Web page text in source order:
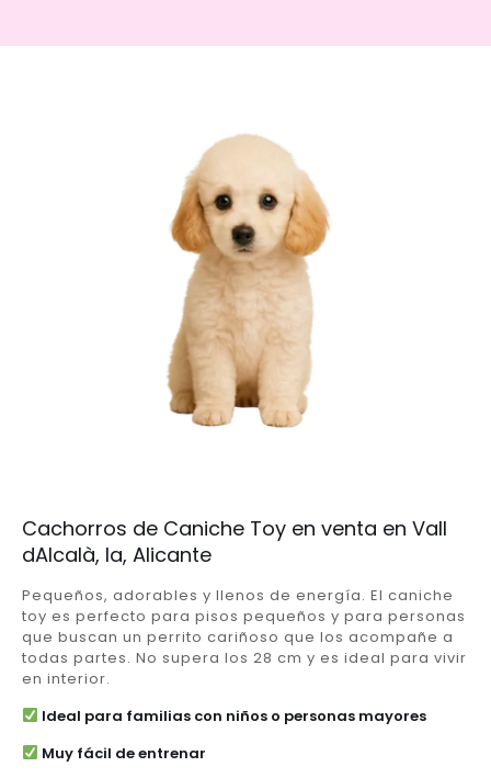
Cachorros de Caniche Toy en venta en Vall
dAlcalà, la, Alicante
Pequeños, adorables y llenos de energía. El caniche
toy es perfecto para pisos pequeños y para personas
que buscan un perrito cariñoso que los acompañe a
todas partes. No supera los 28 cm y es ideal para vivir
en interior.
Ideal para familias con niños o personas mayores
Muy fácil de entrenar